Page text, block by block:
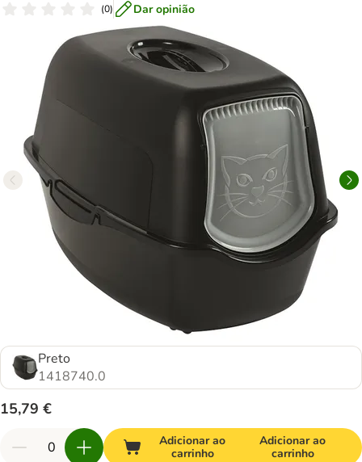
(0) Dar opinião
Preto
1418740.0
15,79 €
Adicionar ao
carrinho
Adicionar ao
carrinho